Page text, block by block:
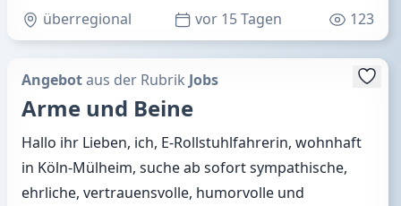
überregional
vor 15 Tagen 123
Angebotaus der Rubrik Jobs
Arme und Beine
Hallo ihr Lieben, ich, E-Rollstuhlfahrerin, wohnhaft
in Köln-Mülheim, suche ab sofort sympathische,
ehrliche, vertrauensvolle, humorvolle und